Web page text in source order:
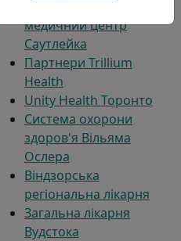
медичний центр
Саутлейка
Партнери Trillium
Health
Unity Health Торонто
Система охорони
здоров'я Вільяма
Ослера
Віндзорська
регіональна лікарня
Загальна лікарня
Вудстока